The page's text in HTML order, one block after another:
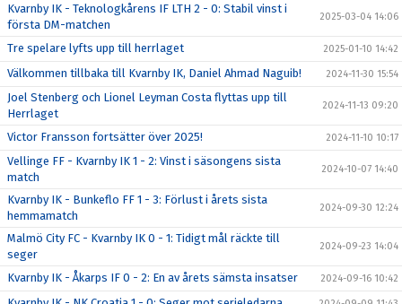
Kvarnby IK - Teknologkårens IF LTH 2 - 0: Stabil vinst i
första DM-matchen
2025-03-04 14:06
Tre spelare lyfts upp till herrlaget 2025-01-10 14:42
Välkommen tillbaka till Kvarnby IK, Daniel Ahmad Naguib! 2024-11-30 15:54
Joel Stenberg och Lionel Leyman Costa flyttas upp till
Herrlaget
2024-11-13 09:20
Victor Fransson fortsätter över 2025! 2024-11-10 10:17
Vellinge FF - Kvarnby IK 1 - 2: Vinst i säsongens sista
match
2024-10-07 14:40
Kvarnby IK - Bunkeflo FF 1 - 3: Förlust i årets sista
hemmamatch
2024-09-30 12:24
Malmö City FC - Kvarnby IK 0 - 1: Tidigt mål räckte till
seger
2024-09-23 14:04
Kvarnby IK - Åkarps IF 0 - 2: En av årets sämsta insatser 2024-09-16 10:42